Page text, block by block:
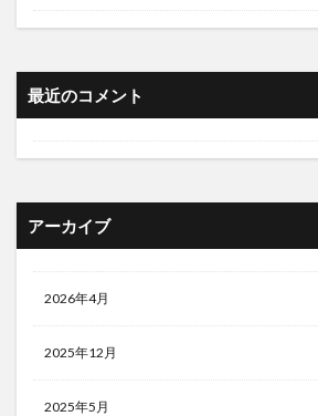
最近のコメント
アーカイブ
2026年4月
2025年12月
2025年5月